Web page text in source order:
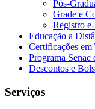
Pós-
Grade e
Registro
Educação a
Certificações
Programa Senac
Descontos e
Serviços